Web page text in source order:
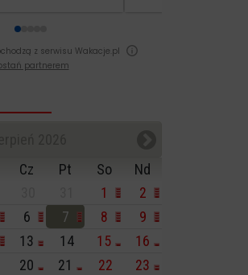
z serwisu Wakacje.pl
partnerem
Cz Pt So
Nd
1
2
6 7 8
9
13 14 15
16
20 21 22
23